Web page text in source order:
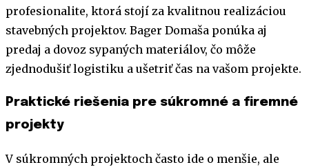
profesionalite, ktorá stojí za kvalitnou realizáciou
stavebných projektov. Bager Domaša ponúka aj
predaj a dovoz sypaných materiálov, čo môže
zjednodušiť logistiku a ušetriť čas na vašom projekte.
Praktické riešenia pre súkromné a firemné
projekty
V súkromných projektoch často ide o menšie, ale